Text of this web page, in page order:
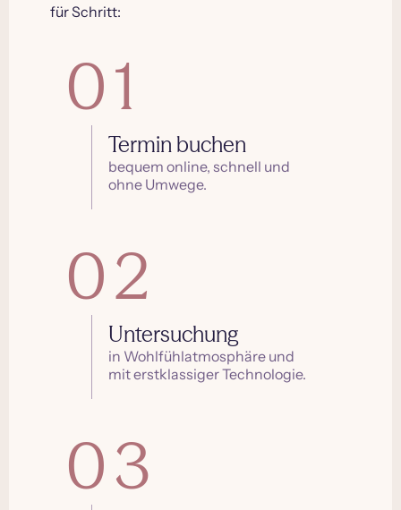
für Schritt:
01
Termin buchen
bequem online, schnell und
ohne Umwege.
02
Untersuchung
in Wohlfühlatmosphäre und
mit erstklassiger Technologie.
03